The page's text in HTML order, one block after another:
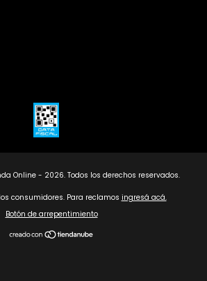
Online - 2026. Todos los derechos reservados.
consumidores. Para reclamos ingresá acá.
Botón de arrepentimiento